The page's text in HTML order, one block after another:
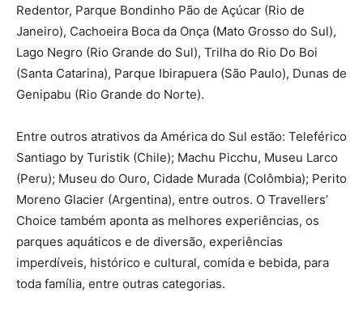
Redentor, Parque Bondinho Pão de Açúcar (Rio de
Janeiro), Cachoeira Boca da Onça (Mato Grosso do Sul),
Lago Negro (Rio Grande do Sul), Trilha do Rio Do Boi
(Santa Catarina), Parque Ibirapuera (São Paulo), Dunas de
Genipabu (Rio Grande do Norte).
Entre outros atrativos da América do Sul estão: Teleférico
Santiago by Turistik (Chile); Machu Picchu, Museu Larco
(Peru); Museu do Ouro, Cidade Murada (Colômbia); Perito
Moreno Glacier (Argentina), entre outros. O Travellers’
Choice também aponta as melhores experiências, os
parques aquáticos e de diversão, experiências
imperdíveis, histórico e cultural, comida e bebida, para
toda família, entre outras categorias.